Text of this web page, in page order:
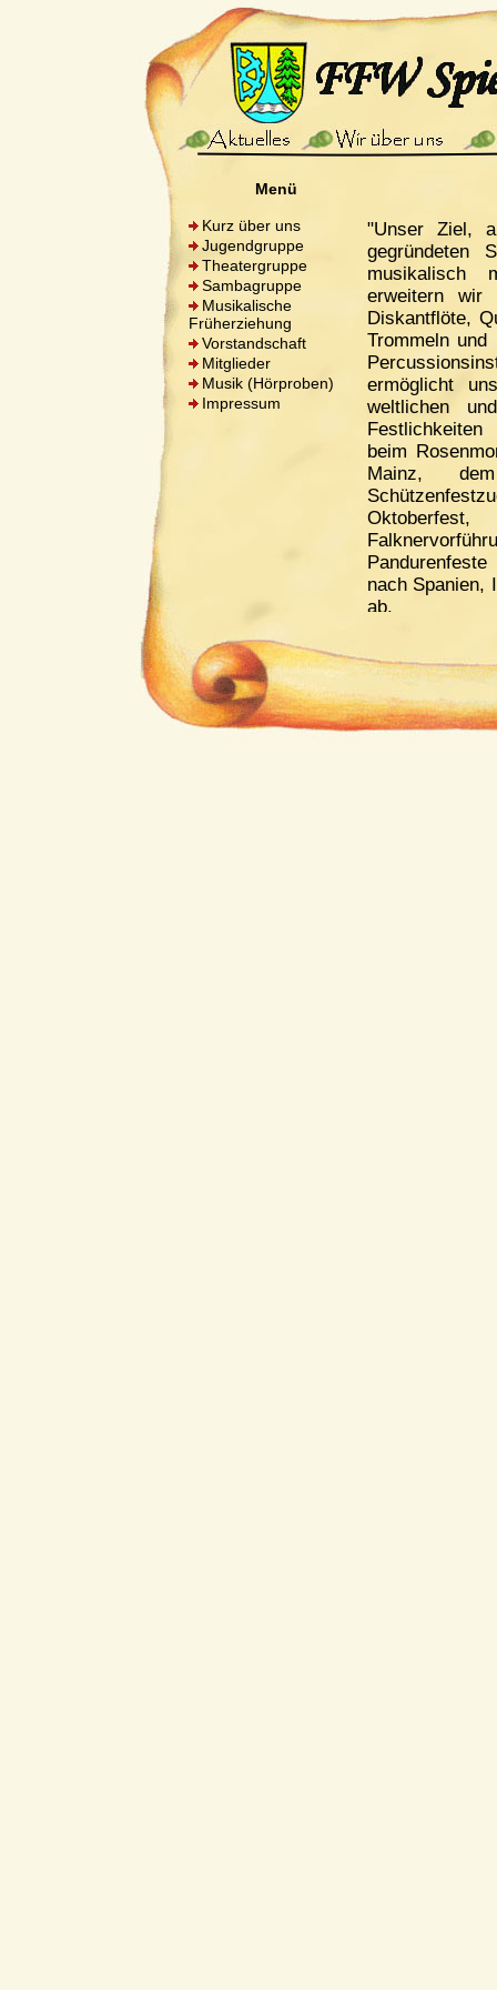
Menü
Kurz über uns
Jugendgruppe
Theatergruppe
Sambagruppe
Musikalische
Früherziehung
Vorstandschaft
Mitglieder
Musik (Hörproben)
Impressum
"Unser Ziel,
gegründeten
musikalisch
erweitern wir
Diskantflöte,
Trommeln
ermöglicht
weltlichen
Festlichkeiten
beim
Mainz,
nach Spanien,
ab.